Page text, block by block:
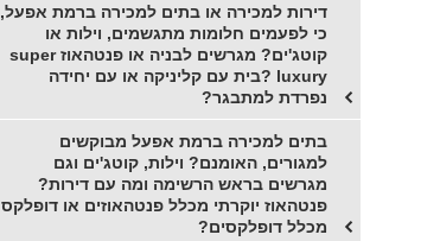
דירות למכירה או בתים למכירה ברמת אפעל,
כי לפעמים חלומות מתגשמים, וילות או
קוטג'ים? מגרשים לבניה או פנטהאוז super
luxury ?בית עם קליניקה או עם יחידה
נפרדת למתבגר?
בתים למכירה ברמת אפעל מבוקשים
למגורים, האומנם? וילות, קוטג'ים וגם
מגרשים בראש הרשימה ומה עם דירות?
פנטהאוז יוקרתי מכלל פנטהאוזים או דופלקס
מכלל דופלקסים?